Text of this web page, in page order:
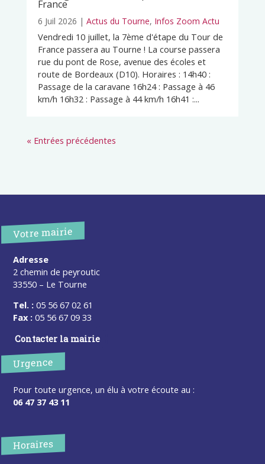
France
6 Juil 2026 | Actus du Tourne, Infos Zoom Actu
Vendredi 10 juillet, la 7ème d'étape du Tour de
France passera au Tourne ! La course passera
rue du pont de Rose, avenue des écoles et
route de Bordeaux (D10). Horaires : 14h40 :
Passage de la caravane 16h24 : Passage à 46
km/h 16h32 : Passage à 44 km/h 16h41 :...
« Entrées précédentes
Votre mairie
Adresse
2 chemin de peyroutic
33550 – Le Tourne
Tel. : 05 56 67 02 61
Fax : 05 56 67 09 33
Contacter la mairie
Urgence
Pour toute urgence, un élu à votre écoute au :
06 47 37 43 11
Horaires